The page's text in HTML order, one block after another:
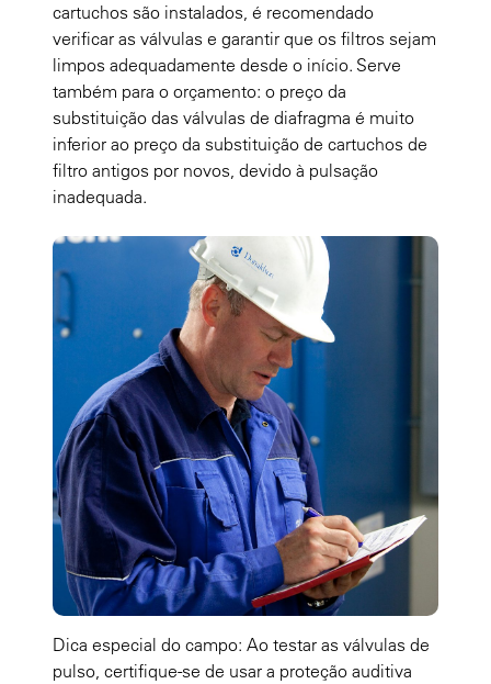
cartuchos são instalados, é recomendado
verificar as válvulas e garantir que os filtros sejam
limpos adequadamente desde o início. Serve
também para o orçamento: o preço da
substituição das válvulas de diafragma é muito
inferior ao preço da substituição de cartuchos de
filtro antigos por novos, devido à pulsação
inadequada.
Dica especial do campo: Ao testar as válvulas de
pulso, certifique-se de usar a proteção auditiva